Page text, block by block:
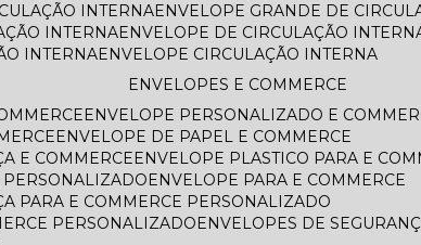
INTERNA
ENVELOPE GRANDE DE
INTERNA
ENVELOPE DE CIRCULAÇÃO
INTERNA
ENVELOPE CIRCULAÇÃO INTERNA
ENVELOPES E COMMERCE
ENVELOPE PERSONALIZADO E
ENVELOPE DE PAPEL E COMMERCE
E COMMERCE
ENVELOPE PLASTICO PARA E
PERSONALIZADO
ENVELOPE PARA E COMMERCE
PARA E COMMERCE PERSONALIZADO
PERSONALIZADO
ENVELOPES DE